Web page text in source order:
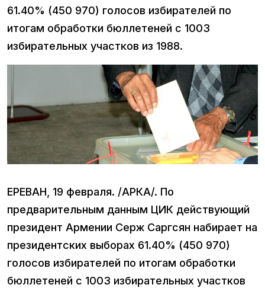
61.40% (450 970) голосов избирателей по
итогам обработки бюллетеней с 1003
избирательных участков из 1988.
ЕРЕВАН, 19 февраля. /АРКА/. По
предварительным данным ЦИК действующий
президент Армении Серж Саргсян набирает на
президентских выборах 61.40% (450 970)
голосов избирателей по итогам обработки
бюллетеней с 1003 избирательных участков